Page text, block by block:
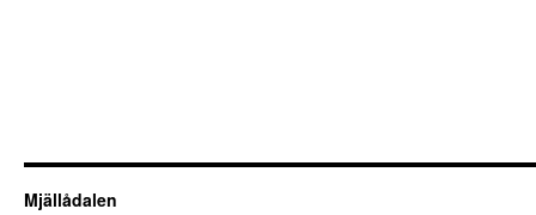
Mjällådalen